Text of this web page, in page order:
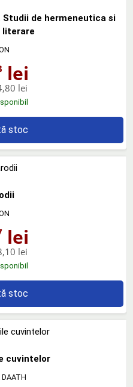
Studii de hermeneutica si
lei
lei
stoc
lei
lei
stoc
cuvintelor
DAATH